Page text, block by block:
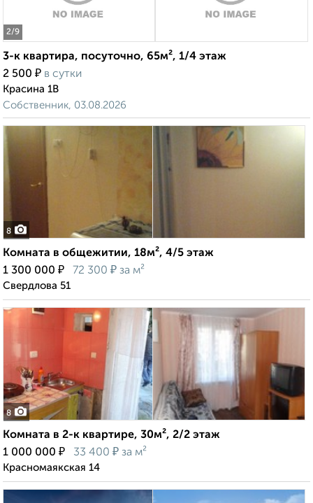
2/9
3-к квартира, посуточно, 65м², 1/4 этаж
2 500 ₽ в сутки
Красина 1В
Собственник, 03.08.2026
8
Комната в общежитии, 18м², 4/5 этаж
1 300 000 ₽ 72 300 ₽ за м²
Свердлова 51
8
Комната в 2-к квартире, 30м², 2/2 этаж
1 000 000 ₽ 33 400 ₽ за м²
Красномаякская 14